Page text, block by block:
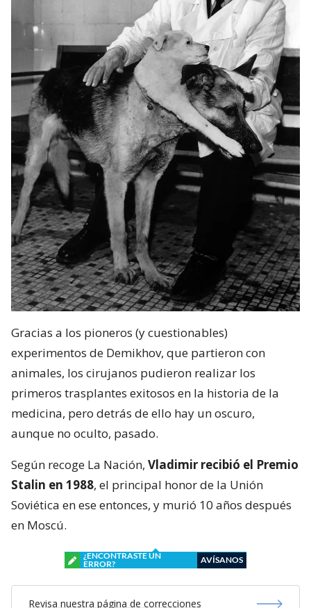
Gracias a los pioneros (y cuestionables)
experimentos de Demikhov, que partieron con
animales, los cirujanos pudieron realizar los
primeros trasplantes exitosos en la historia de la
medicina, pero detrás de ello hay un oscuro,
aunque no oculto, pasado.
Según recoge La Nación, Vladimir recibió el Premio
Stalin en 1988, el principal honor de la Unión
Soviética en ese entonces, y murió 10 años después
en Moscú.
¿ENCONTRASTE UN
ERROR?
AVÍSANOS
Revisa nuestra página de correcciones